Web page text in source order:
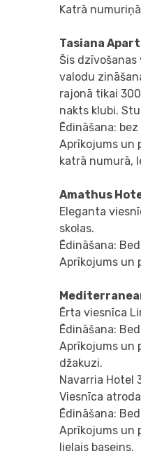
Katrā
Tasiana
Šis
valodu
rajonā tikai
nakts klubi.
Ēdināšana:
Aprīkojums un
katrā numurā,
Amathus
Eleganta
skolas.
Ēdināšana:
Aprīkojums un
Ērta viesnīca
Ēdināšana:
Aprīkojums un
džakuzi.
Navarria Hotel
Viesnīca
Ēdināšana:
Aprīkojums un
lielais baseins.